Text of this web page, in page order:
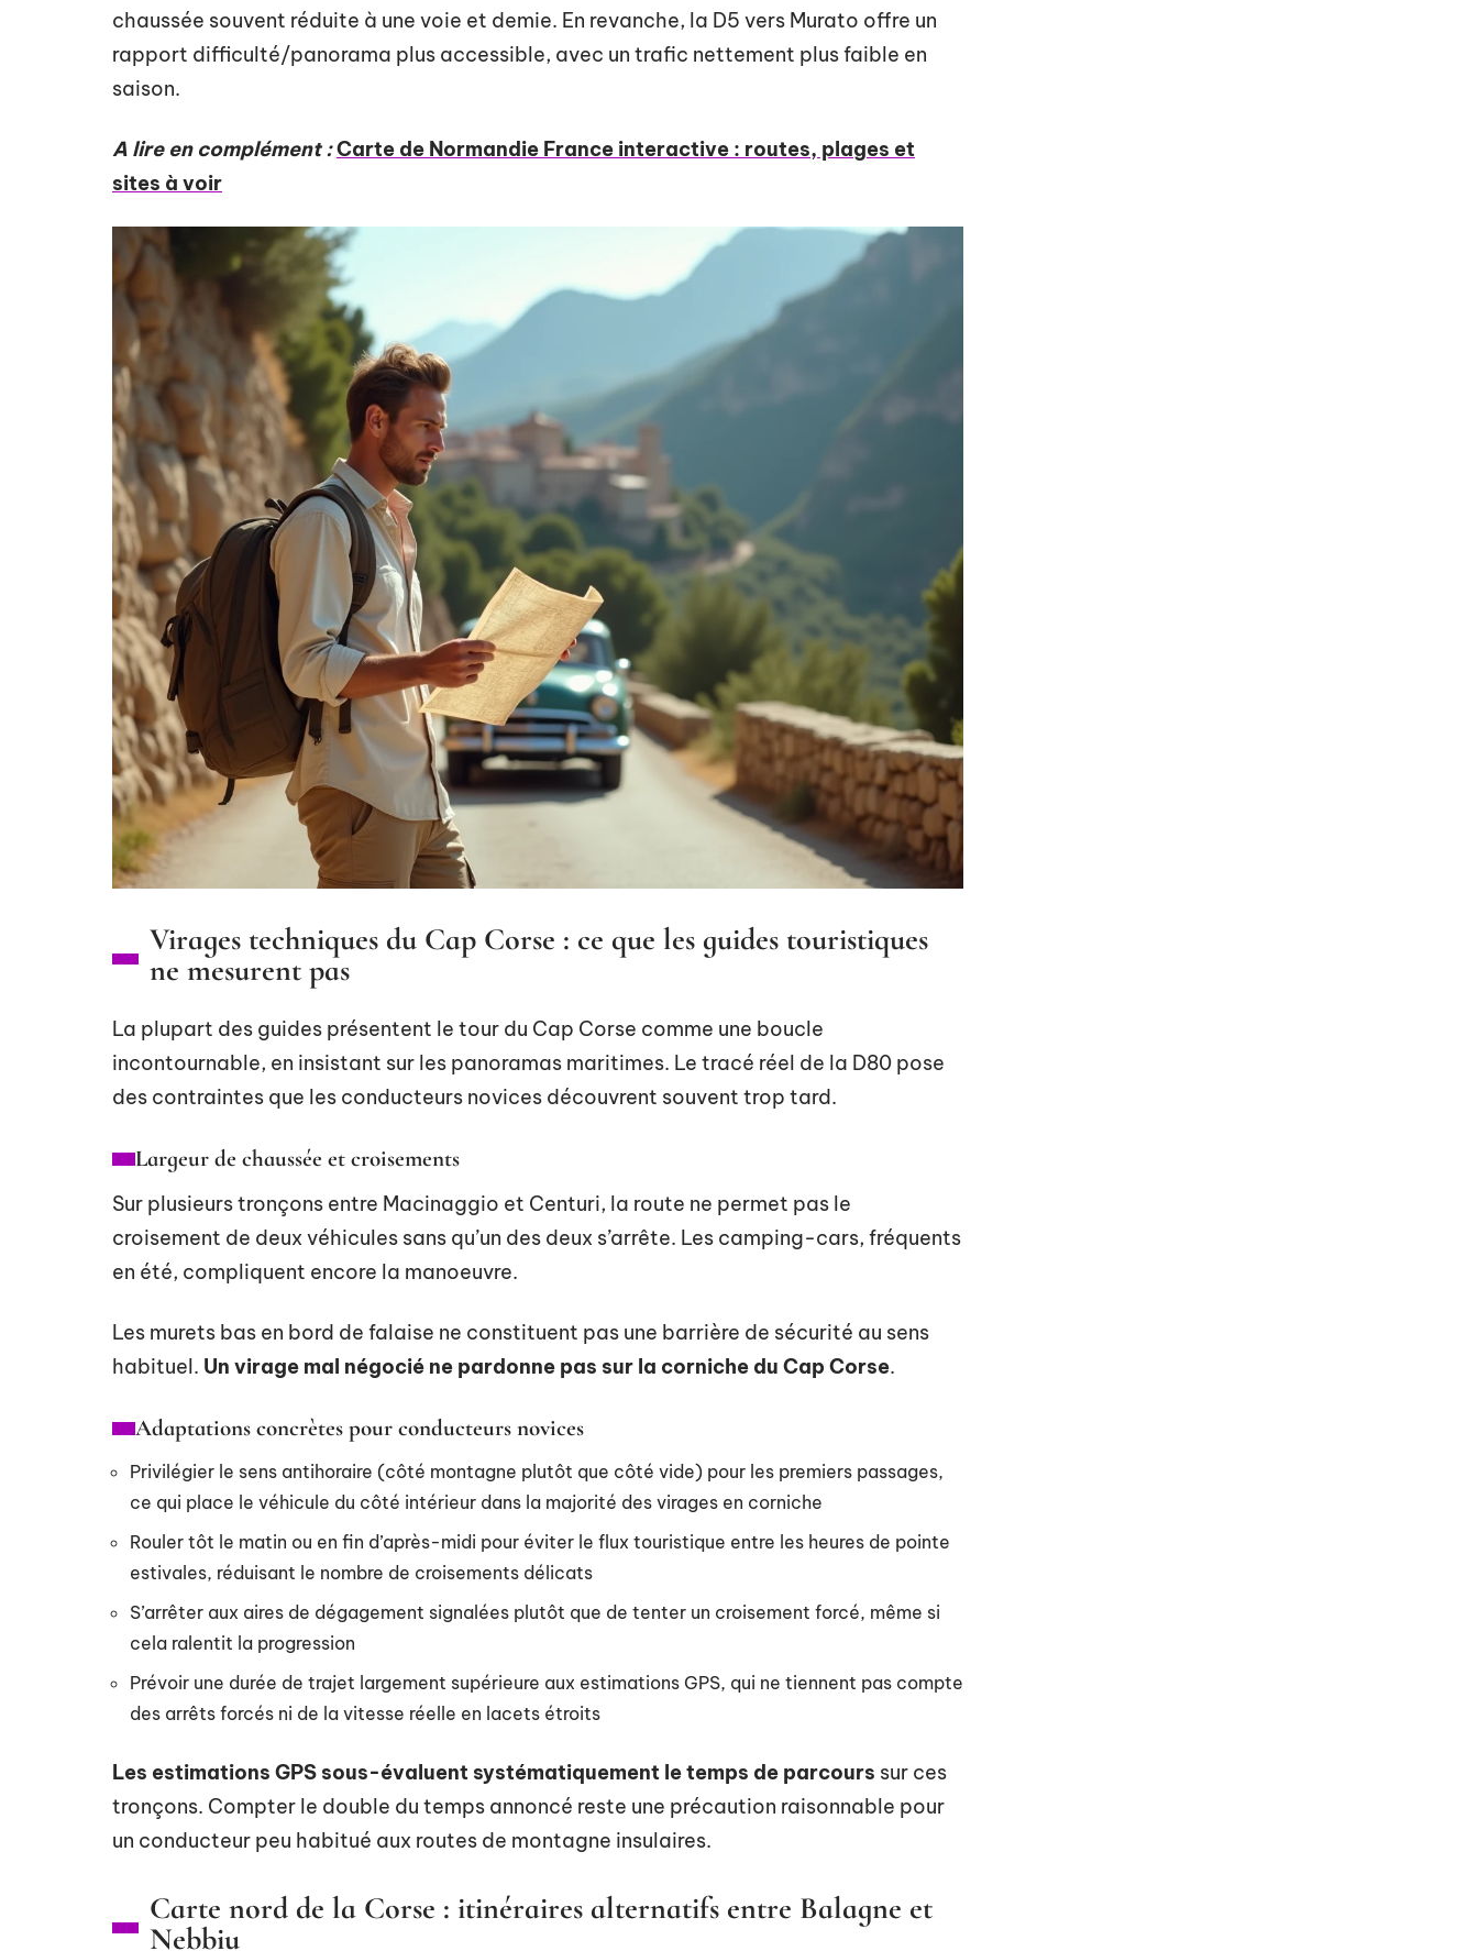
chaussée souvent réduite à une voie et demie. En revanche, la D5 vers Murato offre un
rapport difficulté/panorama plus accessible, avec un trafic nettement plus faible en
saison.
A lire en complément :Carte de Normandie France interactive : routes, plages et
sites à voir
Virages techniques du Cap Corse : ce que les guides touristiques
ne mesurent pas
La plupart des guides présentent le tour du Cap Corse comme une boucle
incontournable, en insistant sur les panoramas maritimes. Le tracé réel de la D80 pose
des contraintes que les conducteurs novices découvrent souvent trop tard.
Largeur de chaussée et croisements
Sur plusieurs tronçons entre Macinaggio et Centuri, la route ne permet pas le
croisement de deux véhicules sans qu’un des deux s’arrête. Les camping-cars, fréquents
en été, compliquent encore la manoeuvre.
Les murets bas en bord de falaise ne constituent pas une barrière de sécurité au sens
habituel. Un virage mal négocié ne pardonne pas sur la corniche du Cap Corse.
Adaptations concrètes pour conducteurs novices
Privilégier le sens antihoraire (côté montagne plutôt que côté vide) pour les premiers passages,
ce qui place le véhicule du côté intérieur dans la majorité des virages en corniche
Rouler tôt le matin ou en fin d’après-midi pour éviter le flux touristique entre les heures de pointe
estivales, réduisant le nombre de croisements délicats
S’arrêter aux aires de dégagement signalées plutôt que de tenter un croisement forcé, même si
cela ralentit la progression
Prévoir une durée de trajet largement supérieure aux estimations GPS, qui ne tiennent pas compte
des arrêts forcés ni de la vitesse réelle en lacets étroits
Les estimations GPS sous-évaluent systématiquement le temps de parcours sur ces
tronçons. Compter le double du temps annoncé reste une précaution raisonnable pour
un conducteur peu habitué aux routes de montagne insulaires.
Carte nord de la Corse : itinéraires alternatifs entre Balagne et
Nebbiu